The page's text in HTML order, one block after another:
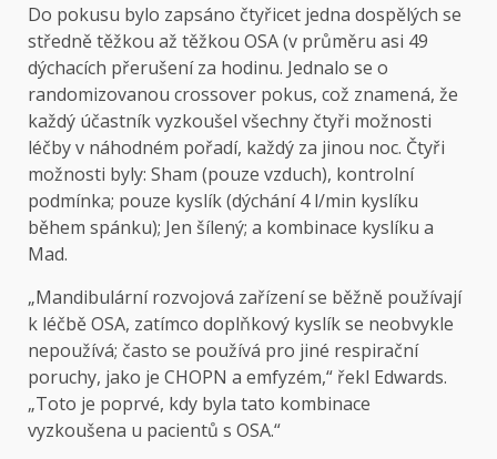
Do pokusu bylo zapsáno čtyřicet jedna dospělých se
středně těžkou až těžkou OSA (v průměru asi 49
dýchacích přerušení za hodinu. Jednalo se o
randomizovanou crossover pokus, což znamená, že
každý účastník vyzkoušel všechny čtyři možnosti
léčby v náhodném pořadí, každý za jinou noc. Čtyři
možnosti byly: Sham (pouze vzduch), kontrolní
podmínka; pouze kyslík (dýchání 4 l/min kyslíku
během spánku); Jen šílený; a kombinace kyslíku a
Mad.
„Mandibulární rozvojová zařízení se běžně používají
k léčbě OSA, zatímco doplňkový kyslík se neobvykle
nepoužívá; často se používá pro jiné respirační
poruchy, jako je CHOPN a emfyzém,“ řekl Edwards.
„Toto je poprvé, kdy byla tato kombinace
vyzkoušena u pacientů s OSA.“